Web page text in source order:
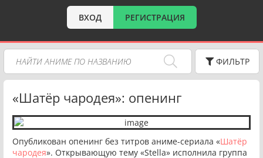
ВХОД РЕГИСТРАЦИЯ
ФИЛЬТР
«Шатёр чародея»: опенинг
Опубликован опенинг без титров аниме-сериала «Шатёр
чародея». Открывающую тему «Stella» исполнила группа